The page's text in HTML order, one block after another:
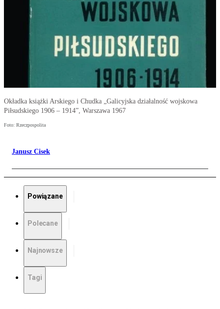
Okładka książki Arskiego i Chudka „Galicyjska działalność wojskowa
Piłsudskiego 1906 – 1914”, Warszawa 1967
Foto: Rzeczpospolita
Janusz Cisek
Powiązane
Polecane
Najnowsze
Tagi